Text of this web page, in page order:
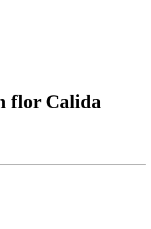
flor Calida